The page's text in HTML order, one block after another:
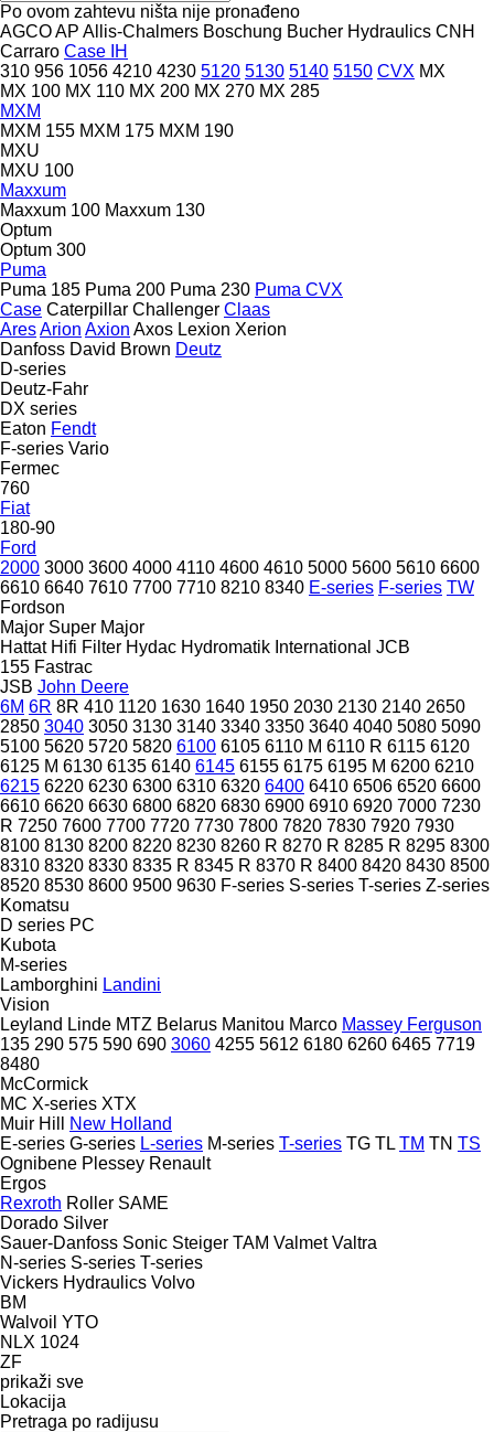
Po ovom zahtevu ništa nije pronađeno
AGCOAP Allis-Chalmers Boschung Bucher Hydraulics CNH
Carraro Case IH
310 956 1056 4210 4230 5120 5130 5140 5150 CVX MX
MX 100 MX 110 MX 200 MX 270 MX 285
MXM
MXM 155 MXM 175 MXM 190
MXU
MXU 100
Maxxum
Maxxum 100 Maxxum 130
Optum
Optum 300
Puma
Puma 185 Puma 200 Puma 230 Puma CVX
Case Caterpillar Challenger Claas
AresArion Axion Axos Lexion Xerion
Danfoss David Brown Deutz
D-series
Deutz-Fahr
DX series
Eaton Fendt
F-series Vario
Fermec
760
Fiat
180-90
Ford
2000 3000 3600 4000 4110 4600 4610 5000 5600 5610 6600
6610 6640 7610 7700 7710 8210 8340 E-series F-series TW
Fordson
Major Super Major
Hattat Hifi Filter Hydac Hydromatik International JCB
155 Fastrac
JSB John Deere
6M 6R 8R 410 1120 1630 1640 1950 2030 2130 2140 2650
2850 3040 3050 3130 3140 3340 3350 3640 4040 5080 5090
5100 5620 5720 5820 6100 6105 6110 M 6110 R 6115 6120
6125 M 6130 6135 6140 6145 6155 6175 6195 M 6200 6210
6215 6220 6230 6300 6310 6320 6400 6410 6506 6520 6600
6610 6620 6630 6800 6820 6830 6900 6910 6920 7000 7230
R 7250 7600 7700 7720 7730 7800 7820 7830 7920 7930
8100 8130 8200 8220 8230 8260 R 8270 R 8285 R 8295 8300
8310 8320 8330 8335 R 8345 R 8370 R 8400 8420 8430 8500
8520 8530 8600 9500 9630 F-series S-series T-series Z-series
Komatsu
D series PC
Kubota
M-series
Lamborghini Landini
Vision
Leyland Linde MTZ Belarus Manitou Marco Massey Ferguson
135 290 575 590 690 3060 4255 5612 6180 6260 6465 7719
8480
McCormick
MC X-series XTX
Muir Hill
New Holland
E-series G-series L-series M-series T-series TG TL TM TN TS
Ognibene Plessey Renault
Ergos
Rexroth Roller SAME
Dorado Silver
Sauer-Danfoss Sonic Steiger TAM Valmet Valtra
N-series S-series T-series
Vickers Hydraulics Volvo
BM
Walvoil YTO
NLX 1024
ZF
prikaži sve
Lokacija
Pretraga po radijusu